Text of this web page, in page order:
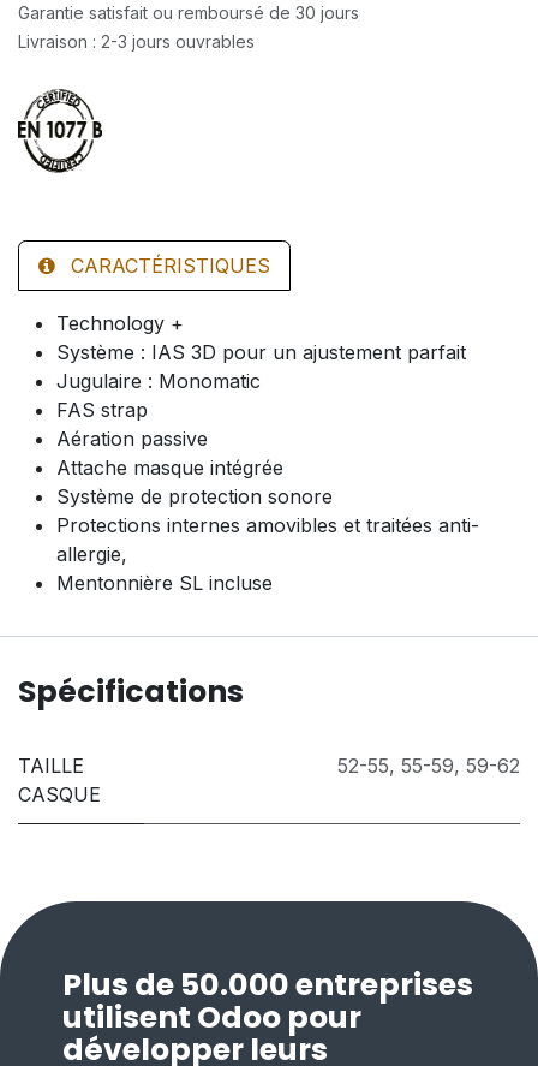
Garantie satisfait ou remboursé de 30 jours
Livraison : 2-3 jours ouvrables
CARACTÉRISTIQUES
Technology +
Système : IAS 3D pour un ajustement parfait
Jugulaire : Monomatic
FAS strap
Aération passive
Attache masque intégrée
Système de protection sonore
Protections internes amovibles et traitées anti-
allergie,
Mentonnière SL incluse
Spécifications
TAILLE
CASQUE
52-55, 55-59, 59-62
Plus de 50.000 entreprises
utilisent Odoo pour
développer leurs